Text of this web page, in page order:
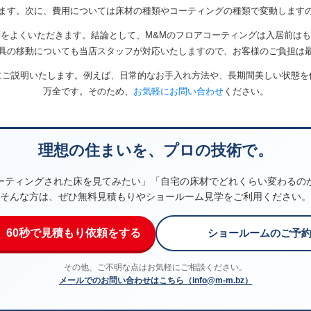
す。次に、費用については床材の種類やコーティングの種類で変動します
よくいただきます。結論として、M&Mのフロアコーティングは入居前は
の移動についても当店スタッフが対応いたしますので、お客様のご負担は
説明いたします。例えば、日常的なお手入れ方法や、長期間美しい状態
万全です。そのため、 お気軽にお問い合わせください。
理想の住まいを、プロの技術で。
ティングされた床を見てみたい」「自宅の床材でどれくらい変わるの
そんな方は、ぜひ無料見積もりやショールーム見学をご利用ください。
60秒で見積もり依頼をする ショールームのご予約
その他、ご不明な点はお気軽にご相談ください。
メールでのお問い合わせはこちら（info@m-m.bz）